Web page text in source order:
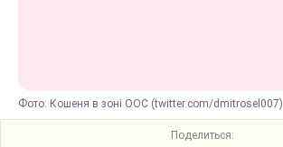
Фото: Кошеня в зоні ООС (twitter.com/dmitrosel007)
Поделиться: